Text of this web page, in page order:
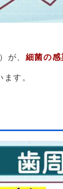
が、 細菌の感
す。